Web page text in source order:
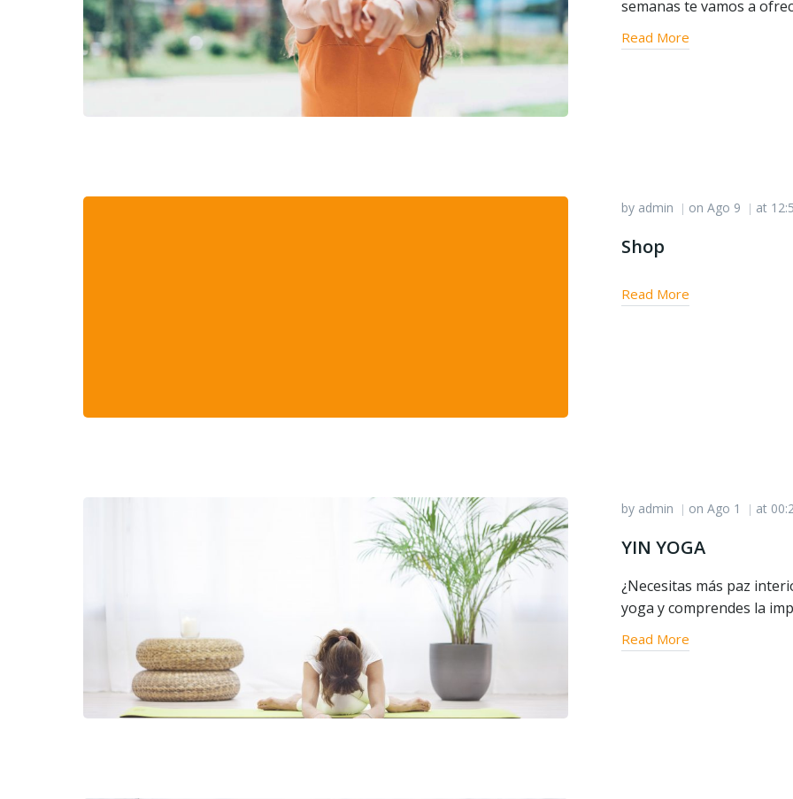
semanas te vamos a
Read More
by admin | on Ago 9 | at
Shop
Read More
by admin | on Ago 1 | at
YIN YOGA
¿Necesitas más paz
yoga y comprendes la
Read More